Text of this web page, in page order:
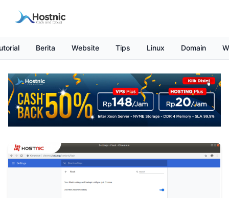
Berita Website Tips Linux Domain